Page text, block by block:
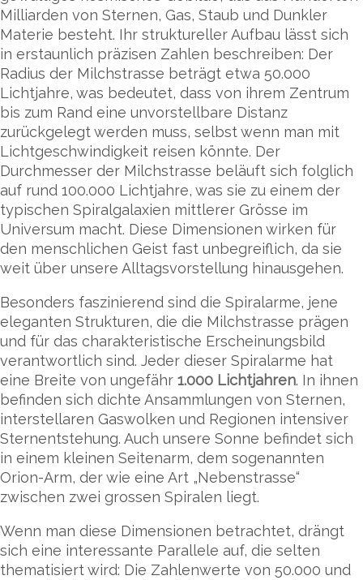
Milliarden von Sternen, Gas, Staub und Dunkler
Materie besteht. Ihr struktureller Aufbau lässt sich
in erstaunlich präzisen Zahlen beschreiben: Der
Radius der Milchstrasse beträgt etwa 50.000
Lichtjahre, was bedeutet, dass von ihrem Zentrum
bis zum Rand eine unvorstellbare Distanz
zurückgelegt werden muss, selbst wenn man mit
Lichtgeschwindigkeit reisen könnte. Der
Durchmesser der Milchstrasse beläuft sich folglich
auf rund 100.000 Lichtjahre, was sie zu einem der
typischen Spiralgalaxien mittlerer Grösse im
Universum macht. Diese Dimensionen wirken für
den menschlichen Geist fast unbegreiflich, da sie
weit über unsere Alltagsvorstellung hinausgehen.
Besonders faszinierend sind die Spiralarme, jene
eleganten Strukturen, die die Milchstrasse prägen
und für das charakteristische Erscheinungsbild
verantwortlich sind. Jeder dieser Spiralarme hat
eine Breite von ungefähr 1.000 Lichtjahren. In ihnen
befinden sich dichte Ansammlungen von Sternen,
interstellaren Gaswolken und Regionen intensiver
Sternentstehung. Auch unsere Sonne befindet sich
in einem kleinen Seitenarm, dem sogenannten
Orion-Arm, der wie eine Art „Nebenstrasse“
zwischen zwei grossen Spiralen liegt.
Wenn man diese Dimensionen betrachtet, drängt
sich eine interessante Parallele auf, die selten
thematisiert wird: Die Zahlenwerte von 50.000 und